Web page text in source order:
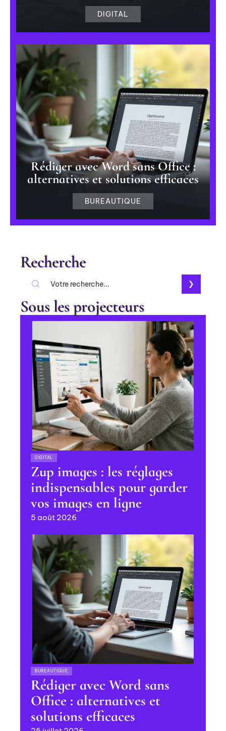
DIGITAL
Rédiger avec Word sans Office :
alternatives et solutions efficaces
BUREAUTIQUE
Recherche
Sous les projecteurs
DIGITAL
Zup images : les réglages
indispensables pour garder
vos images en ligne
5 août 2026
BUREAUTIQUE
Rédiger avec Word sans
Office : alternatives et
solutions efficaces